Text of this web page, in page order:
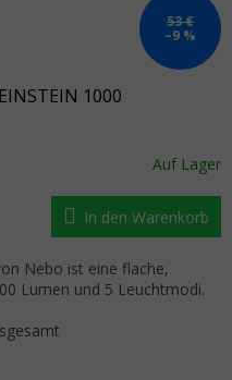
53 €
–9 %
1000
Auf Lager
In den Warenkorb
Nebo ist eine flache,
Lumen und 5 Leuchtmodi.
der Liste